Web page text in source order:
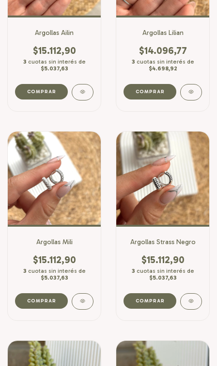
Argollas Ailin
$15.112,90
3 cuotas sin interés de
$5.037,63
Argollas Lilian
$14.096,77
3 cuotas sin interés de
$4.698,92
Argollas Mili
$15.112,90
3 cuotas sin interés de
$5.037,63
Argollas Strass Negro
$15.112,90
3 cuotas sin interés de
$5.037,63